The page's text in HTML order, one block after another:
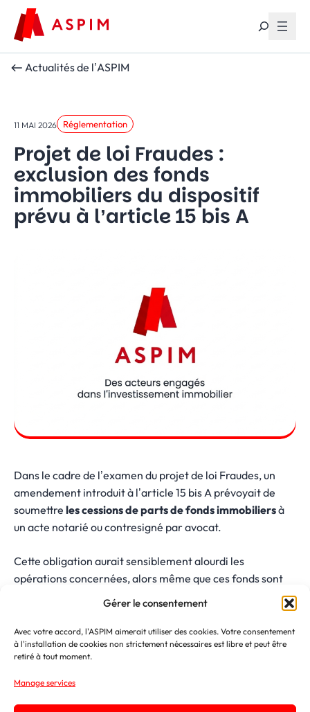
Gérer le consentement
Avec votre accord, l'ASPIM aimerait utiliser des cookies. Votre consentement
à l'installation de cookies non strictement nécessaires est libre et peut être
retiré à tout moment.
Manage services
Aller au contenu
Actualités de l’ASPIM
11 MAI 2026 Réglementation
Projet de loi Fraudes :
exclusion des fonds
immobiliers du dispositif
prévu à l’article 15 bis A
Dans le cadre de l’examen du projet de loi Fraudes, un
amendement introduit à l’article 15 bis A prévoyait de
soumettre les cessions de parts de fonds immobiliersà
un acte notarié ou contresigné par avocat.
Cette obligation aurait sensiblement alourdi les
opérations concernées, alors même que ces fonds sont
cadre réglementaire strict
, notamment
financement du terrorisme.
L’ASPIM s’est mobilisée, aux côtés de ses fédérations
partenaires, afin de faire reconnaître la